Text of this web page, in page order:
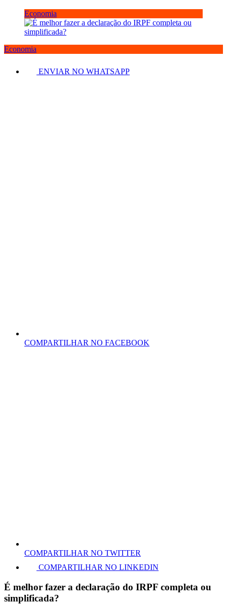
Economia
Economia
ENVIAR NO WHATSAPP
COMPARTILHAR NO FACEBOOK
COMPARTILHAR NO TWITTER
COMPARTILHAR NO LINKEDIN
É melhor fazer a declaração do IRPF completa ou
simplificada?